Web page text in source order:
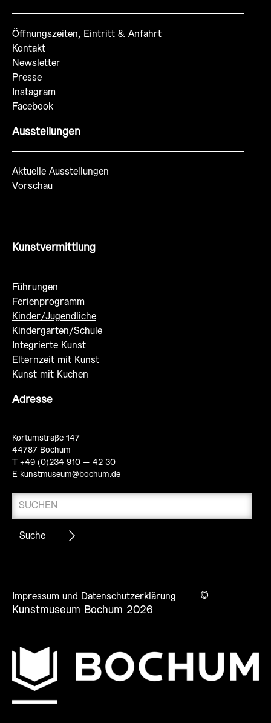
Öffnungszeiten, Eintritt & Anfahrt
Kontakt
Newsletter
Presse
Instagram
Facebook
Ausstellungen
Aktuelle Ausstellungen
Vorschau
Kunstvermittlung
Führungen
Ferienprogramm
Kinder/Jugendliche
Kindergarten/Schule
Integrierte Kunst
Elternzeit mit Kunst
Kunst mit Kuchen
Adresse
Kortumstraße 147
44787 Bochum
T +49 (0)234 910 – 42 30
E kunstmuseum@bochum.de
Impressum und Datenschutzerklärung
©
Kunstmuseum Bochum 2026